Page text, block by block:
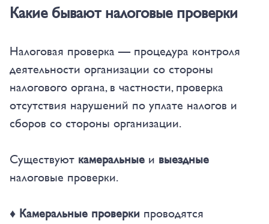
Какие бывают налоговые проверки
Налоговая проверка — процедура контроля
деятельности организации со стороны
налогового органа, в частности, проверка
отсутствия нарушений по уплате налогов и
сборов со стороны организации.
Существуют камеральные и выездные
налоговые проверки.
♦ Камеральные проверки проводятся